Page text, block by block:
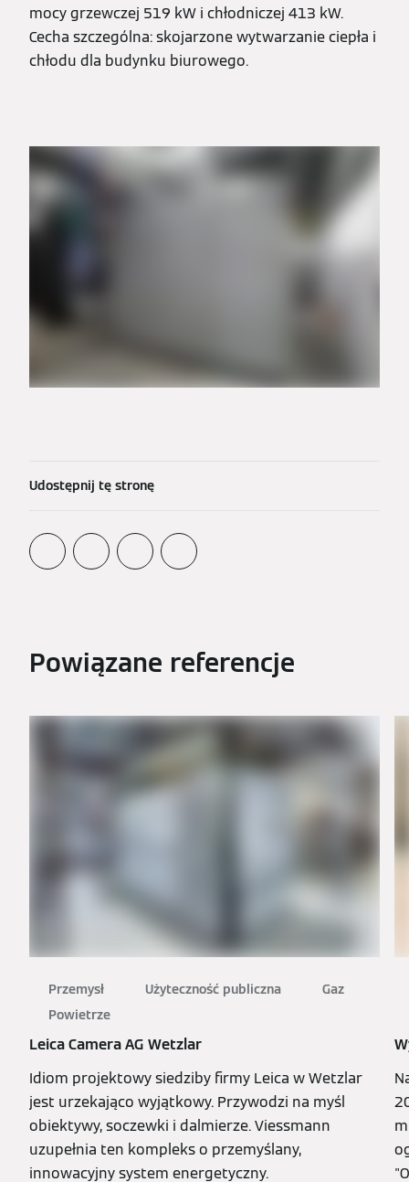
mocy grzewczej 519 kW i chłodniczej 413 kW.
Cecha szczególna: skojarzone wytwarzanie ciepła i
chłodu dla budynku biurowego.
Udostępnij tę stronę
Powiązane referencje
Przemysł Użyteczność publiczna
Gaz
Powietrze
Leica Camera AG Wetzlar
Idiom projektowy siedziby firmy Leica w Wetzlar
jest urzekająco wyjątkowy. Przywodzi na myśl
obiektywy, soczewki i dalmierze. Viessmann
uzupełnia ten kompleks o przemyślany,
innowacyjny system energetyczny.